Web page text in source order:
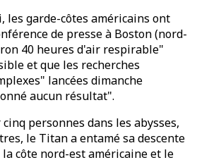
les garde-côtes américains ont
de presse à Boston (nord-
40 heures d'air respirable"
et que les recherches
lancées dimanche
aucun résultat".
personnes dans les abysses,
le Titan a entamé sa descente
côte nord-est américaine et le